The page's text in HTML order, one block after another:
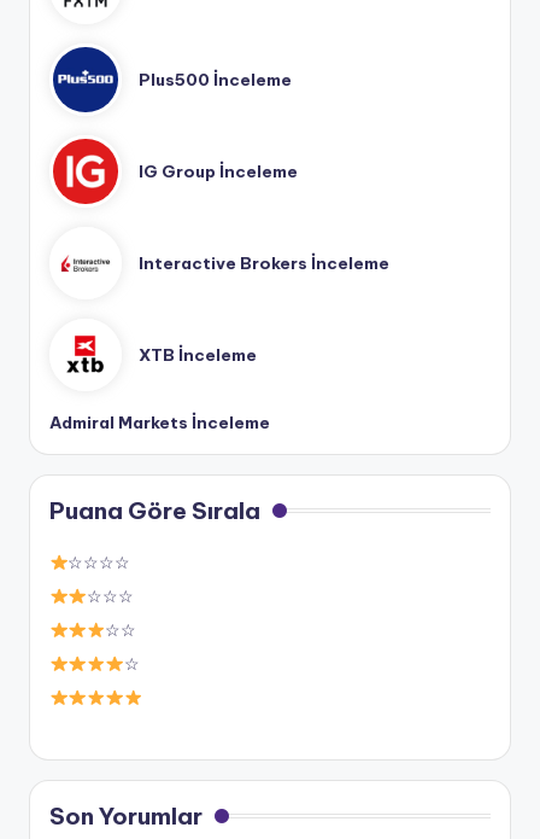
Plus500 İnceleme
IG Group İnceleme
Interactive Brokers İnceleme
XTB İnceleme
Admiral Markets İnceleme
Puana Göre Sırala
☆☆☆☆
☆☆☆
☆☆
☆
Son Yorumlar